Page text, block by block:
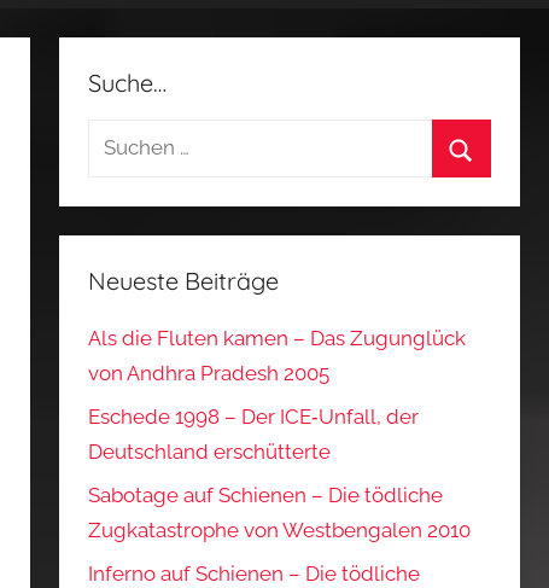
Suche…
Suchen
Neueste Beiträge
Als die Fluten kamen – Das Zugunglück
von Andhra Pradesh 2005
Eschede 1998 – Der ICE‑Unfall, der
Deutschland erschütterte
Sabotage auf Schienen – Die tödliche
Zugkatastrophe von Westbengalen 2010
Inferno auf Schienen – Die tödliche